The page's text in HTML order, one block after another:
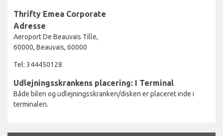
Thrifty Emea Corporate
Adresse
Aeroport De Beauvais Tille,
60000, Beauvais, 60000
Tel: 344450128
Udlejningsskrankens placering: I Terminal
Både bilen og udlejningsskranken/disken er placeret inde i
terminalen.